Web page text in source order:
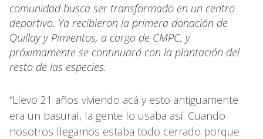
comunidad busca ser transformado en un centro
deportivo. Ya recibieron la primera donación de
Quillay y Pimientos, a cargo de CMPC, y
próximamente se continuará con la plantación del
resto de las especies.
“Llevo 21 años viviendo acá y esto antiguamente
era un basural, la gente lo usaba así. Cuando
nosotros llegamos estaba todo cerrado porque